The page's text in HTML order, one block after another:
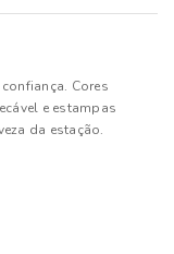
Cores
e estampas
da estação.